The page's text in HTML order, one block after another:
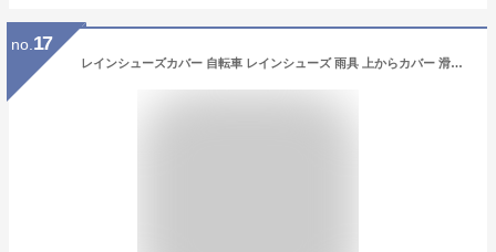
no. 17
レインシューズカバー 自転車 レインシューズ 雨具 上からカバー 滑り止め 防水 折りたたみ 折り畳み 長靴 持ち運び 災害 防災 雨 ゲリラ 豪雨 梅雨 キッズ 子供用 レイン シューズ レインブーツカバー カバー ファスナー